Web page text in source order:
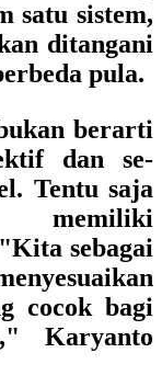
satu sistem,
ditangani
pula.
berarti
dan se-
Tentu saja
memiliki
sebagai
cocok bagi
Karyanto